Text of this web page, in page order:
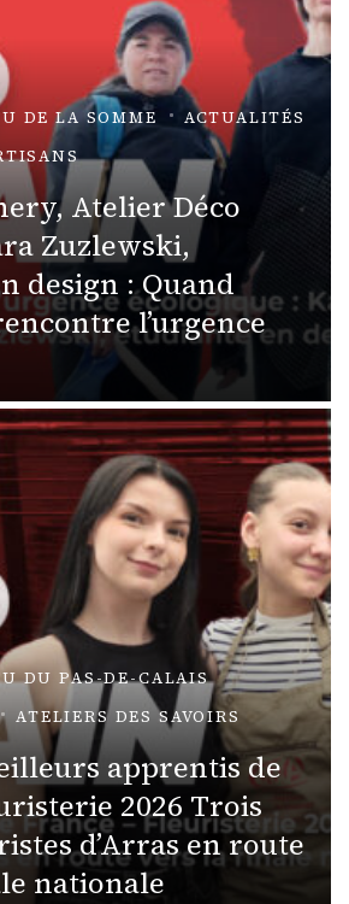
DE LA SOMME
ACTUALITÉS
Atelier Déco
Zuzlewski,
design : Quand
l’urgence
DU PAS-DE-CALAIS
ATELIERS DES SAVOIRS
apprentis de
2026 Trois
d’Arras en route
nationale